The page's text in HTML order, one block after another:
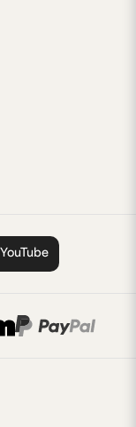
YouTube